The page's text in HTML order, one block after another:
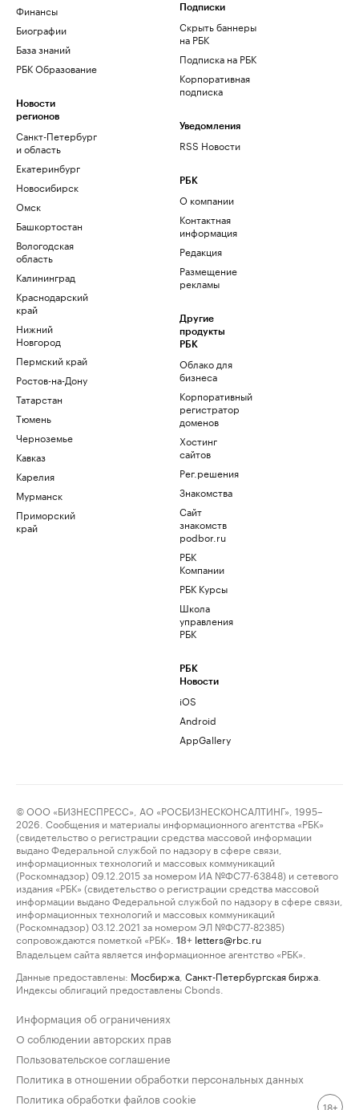
Финансы
Биографии
База знаний
РБК Образование
Новости
регионов
Санкт-Петербург
и область
Екатеринбург
Новосибирск
Омск
Башкортостан
Вологодская
область
Калининград
Краснодарский
край
Нижний
Новгород
Пермский край
Ростов-на-Дону
Татарстан
Тюмень
Черноземье
Кавказ
Карелия
Мурманск
Приморский
край
Подписки
Скрыть баннеры
на РБК
Подписка на РБК
Корпоративная
подписка
Уведомления
RSS Новости
РБК
О компании
Контактная
информация
Редакция
Размещение
рекламы
Другие
продукты
РБК
Облако для
бизнеса
Корпоративный
регистратор
доменов
Хостинг
сайтов
Рег.решения
Знакомства
Сайт
знакомств
podbor.ru
РБК
Компании
РБК Курсы
Школа
управления
РБК
РБК
Новости
iOS
Android
AppGallery
© ООО «БИЗНЕСПРЕСС», АО «РОСБИЗНЕСКОНСАЛТИНГ», 1995–
2026. Сообщения и материалы информационного агентства «РБК»
(свидетельство о регистрации средства массовой информации
выдано Федеральной службой по надзору в сфере связи,
информационных технологий и массовых коммуникаций
(Роскомнадзор) 09.12.2015 за номером ИА №ФС77-63848) и сетевого
издания «РБК» (свидетельство о регистрации средства массовой
информации выдано Федеральной службой по надзору в сфере связи,
информационных технологий и массовых коммуникаций
(Роскомнадзор) 03.12.2021 за номером ЭЛ №ФС77-82385)
сопровождаются пометкой «РБК».
18+ letters@rbc.ru
Владельцем сайта является информационное агентство «РБК».
Данные предоставлены: Мосбиржа Санкт-Петербургская биржа
Индексы облигаций предоставлены Cbonds.
Информация об ограничениях
О соблюдении авторских прав
Пользовательское соглашение
Политика в отношении обработки персональных данных
Политика обработки файлов cookie
18+